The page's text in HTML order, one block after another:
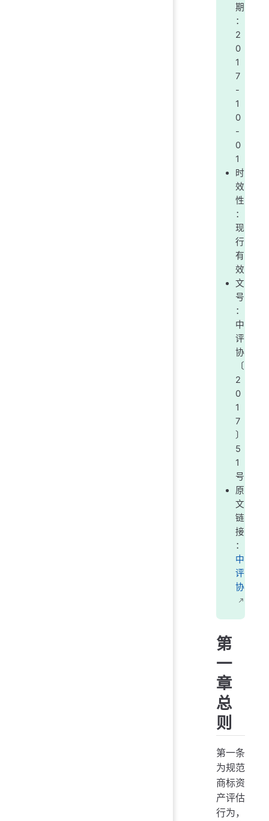
期
：
2
0
1
7
-
1
0
-
0
1
时
效
性
：
现
行
有
效
文
号
：
中
评
协
〔
2
0
1
7
〕
5
1
号
原
文
链
接
：
中
评
协
第
一
章
总
则
第一条
为规范
商标资
产评估
行为，